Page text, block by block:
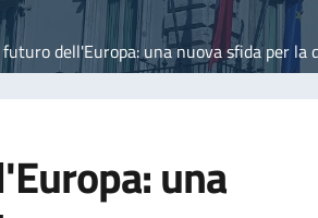
dell'Europa: una nuova sfida per la democrazia
una